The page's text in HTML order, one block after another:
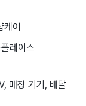
케어
레이스
매장 기기, 배달